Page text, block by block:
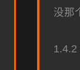
没那